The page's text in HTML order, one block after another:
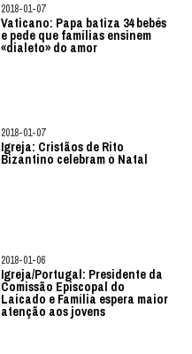
2018-01-07
Vaticano: Papa batiza 34 bebés
e pede que famílias ensinem
«dialeto» do amor
2018-01-07
Igreja: Cristãos de Rito
Bizantino celebram o Natal
2018-01-06
Igreja/Portugal: Presidente da
Comissão Episcopal do
Laicado e Família espera maior
atenção aos jovens